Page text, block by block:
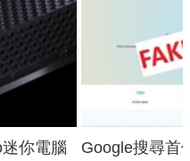
你電腦
Google搜尋首